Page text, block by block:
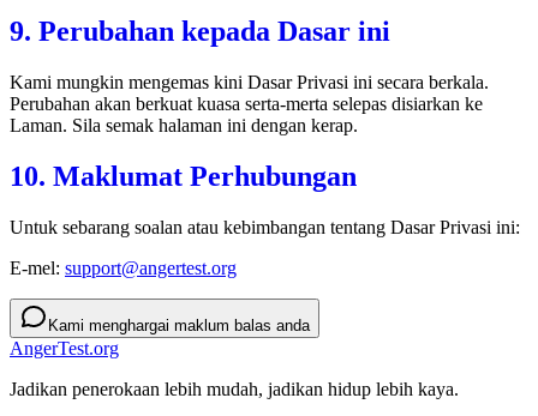
9. Perubahan kepada Dasar ini
Kami mungkin mengemas kini Dasar Privasi ini secara berkala.
Perubahan akan berkuat kuasa serta-merta selepas disiarkan ke
Laman. Sila semak halaman ini dengan kerap.
10. Maklumat Perhubungan
Untuk sebarang soalan atau kebimbangan tentang Dasar Privasi ini:
E-mel: support@angertest.org
Kami menghargai maklum balas anda
AngerTest.org
Jadikan penerokaan lebih mudah, jadikan hidup lebih kaya.